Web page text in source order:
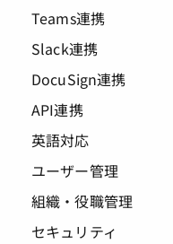
Teams連携
Slack連携
DocuSign連携
API連携
英語対応
ユーザー管理
組織・役職管理
セキュリティ